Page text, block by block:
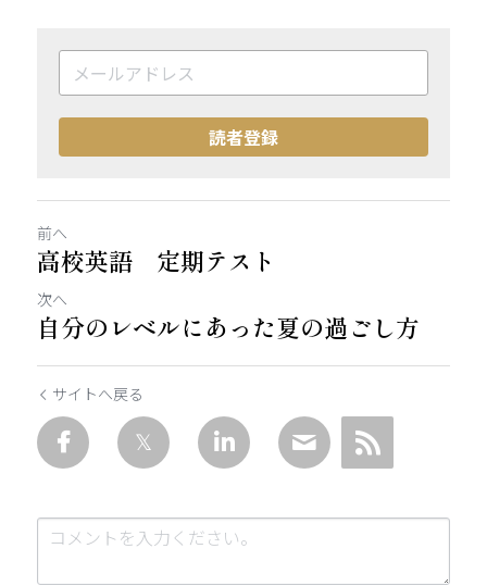
読者登録
前へ
高校英語 定期テスト
次へ
自分のレベルにあった夏の過ごし方
サイトへ戻る